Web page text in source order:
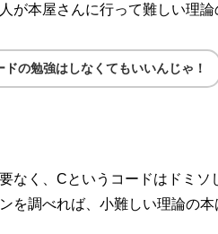
が本屋さんに行って難しい理
ドの勉強はしなくてもいいんじゃ！
なく、Cというコードはドミ
を調べれば、小難しい理論の本